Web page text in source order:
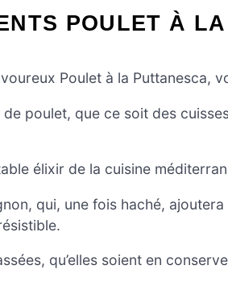
POULET À
Poulet à la Puttanesca,
poulet, que ce soit des
élixir de la cuisine
qui, une fois haché,
qu’elles soient en